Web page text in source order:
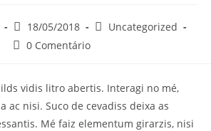
18/05/2018
Uncategorized
0 Comentário
vidis litro abertis. Interagi no mé,
ac nisi. Suco de cevadiss deixa as
Mé faiz elementum girarzis, nisi